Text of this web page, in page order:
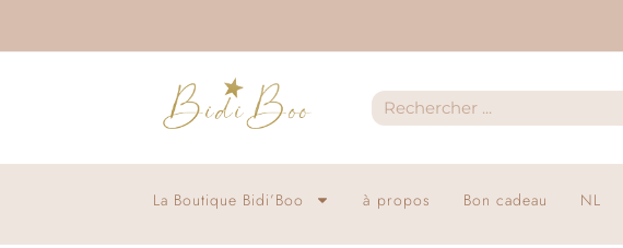
La Boutique Bidi’Boo à propos Bon cadeau NL